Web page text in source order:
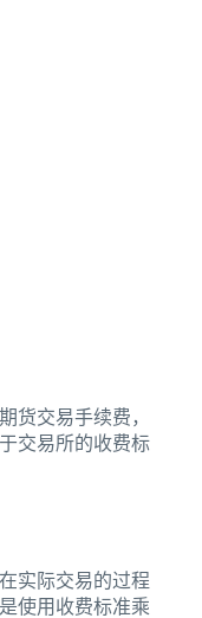
货交易手续费，
交易所的收费标
实际交易的过程
使用收费标准乘